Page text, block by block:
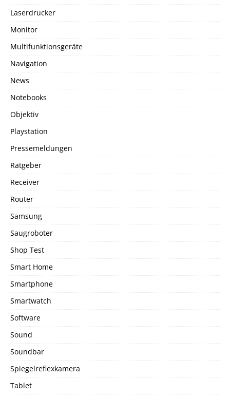
Laserdrucker
Monitor
Multifunktionsgeräte
Navigation
News
Notebooks
Objektiv
Playstation
Pressemeldungen
Ratgeber
Receiver
Router
Samsung
Saugroboter
Shop Test
Smart Home
Smartphone
Smartwatch
Software
Sound
Soundbar
Spiegelreflexkamera
Tablet